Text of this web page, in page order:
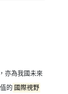
另開新視窗）
亦為我國未來
的 國際視野